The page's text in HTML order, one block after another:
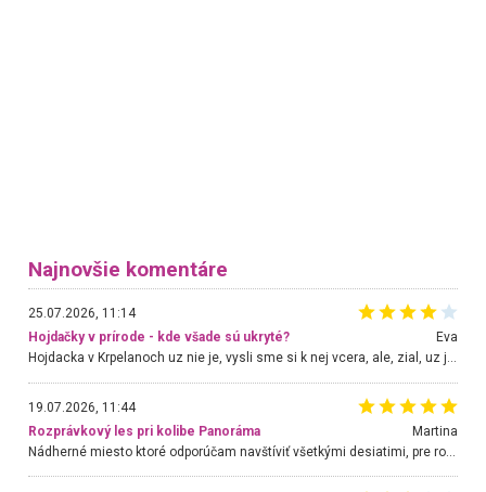
Najnovšie komentáre
25.07.2026, 11:14
Hojdačky v prírode - kde všade sú ukryté?
Eva
Hojdacka v Krpelanoch uz nie je, vysli sme si k nej vcera, ale, zial, uz je znicena. Ak sem planujete cestu len kvoli hojdacke, mozete si ju usetrit. Krasny vyhlad je tu vsak aj bez hojdacky :-)
19.07.2026, 11:44
Rozprávkový les pri kolibe Panoráma
Martina
Nádherné miesto ktoré odporúčam navštíviť všetkými desiatimi, pre rodiny s deťmi, dôchodcom... Proste a jednoducho ozaj rozprávkový les.. určite ešte prídeme. Odniesli sme si na pamiatku krásne tričká,